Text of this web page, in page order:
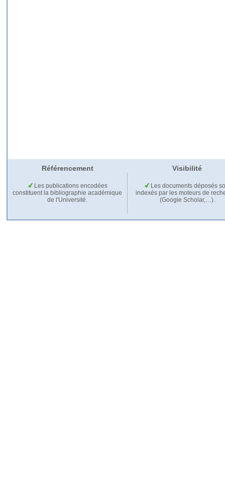
Référencement Visibilité
Les publications encodées
constituent la bibliographie académique
de l'Université.
Les documents déposés
indexés par les moteurs de
(Google Scholar,…).